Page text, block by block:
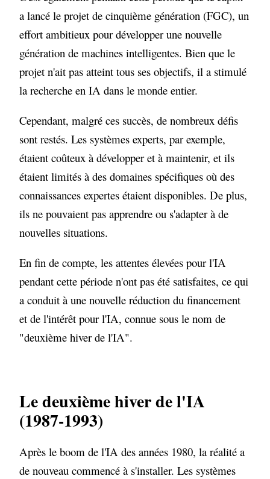
a lancé le projet de cinquième génération (FGC), un
effort ambitieux pour développer une nouvelle
génération de machines intelligentes. Bien que le
projet n'ait pas atteint tous ses objectifs, il a stimulé
la recherche en IA dans le monde entier.
Cependant, malgré ces succès, de nombreux défis
sont restés. Les systèmes experts, par exemple,
étaient coûteux à développer et à maintenir, et ils
étaient limités à des domaines spécifiques où des
connaissances expertes étaient disponibles. De plus,
ils ne pouvaient pas apprendre ou s'adapter à de
nouvelles situations.
En fin de compte, les attentes élevées pour l'IA
pendant cette période n'ont pas été satisfaites, ce qui
a conduit à une nouvelle réduction du financement
et de l'intérêt pour l'IA, connue sous le nom de
"deuxième hiver de l'IA".
Le deuxième hiver de l'IA
(1987-1993)
Après le boom de l'IA des années 1980, la réalité a
de nouveau commencé à s'installer. Les systèmes